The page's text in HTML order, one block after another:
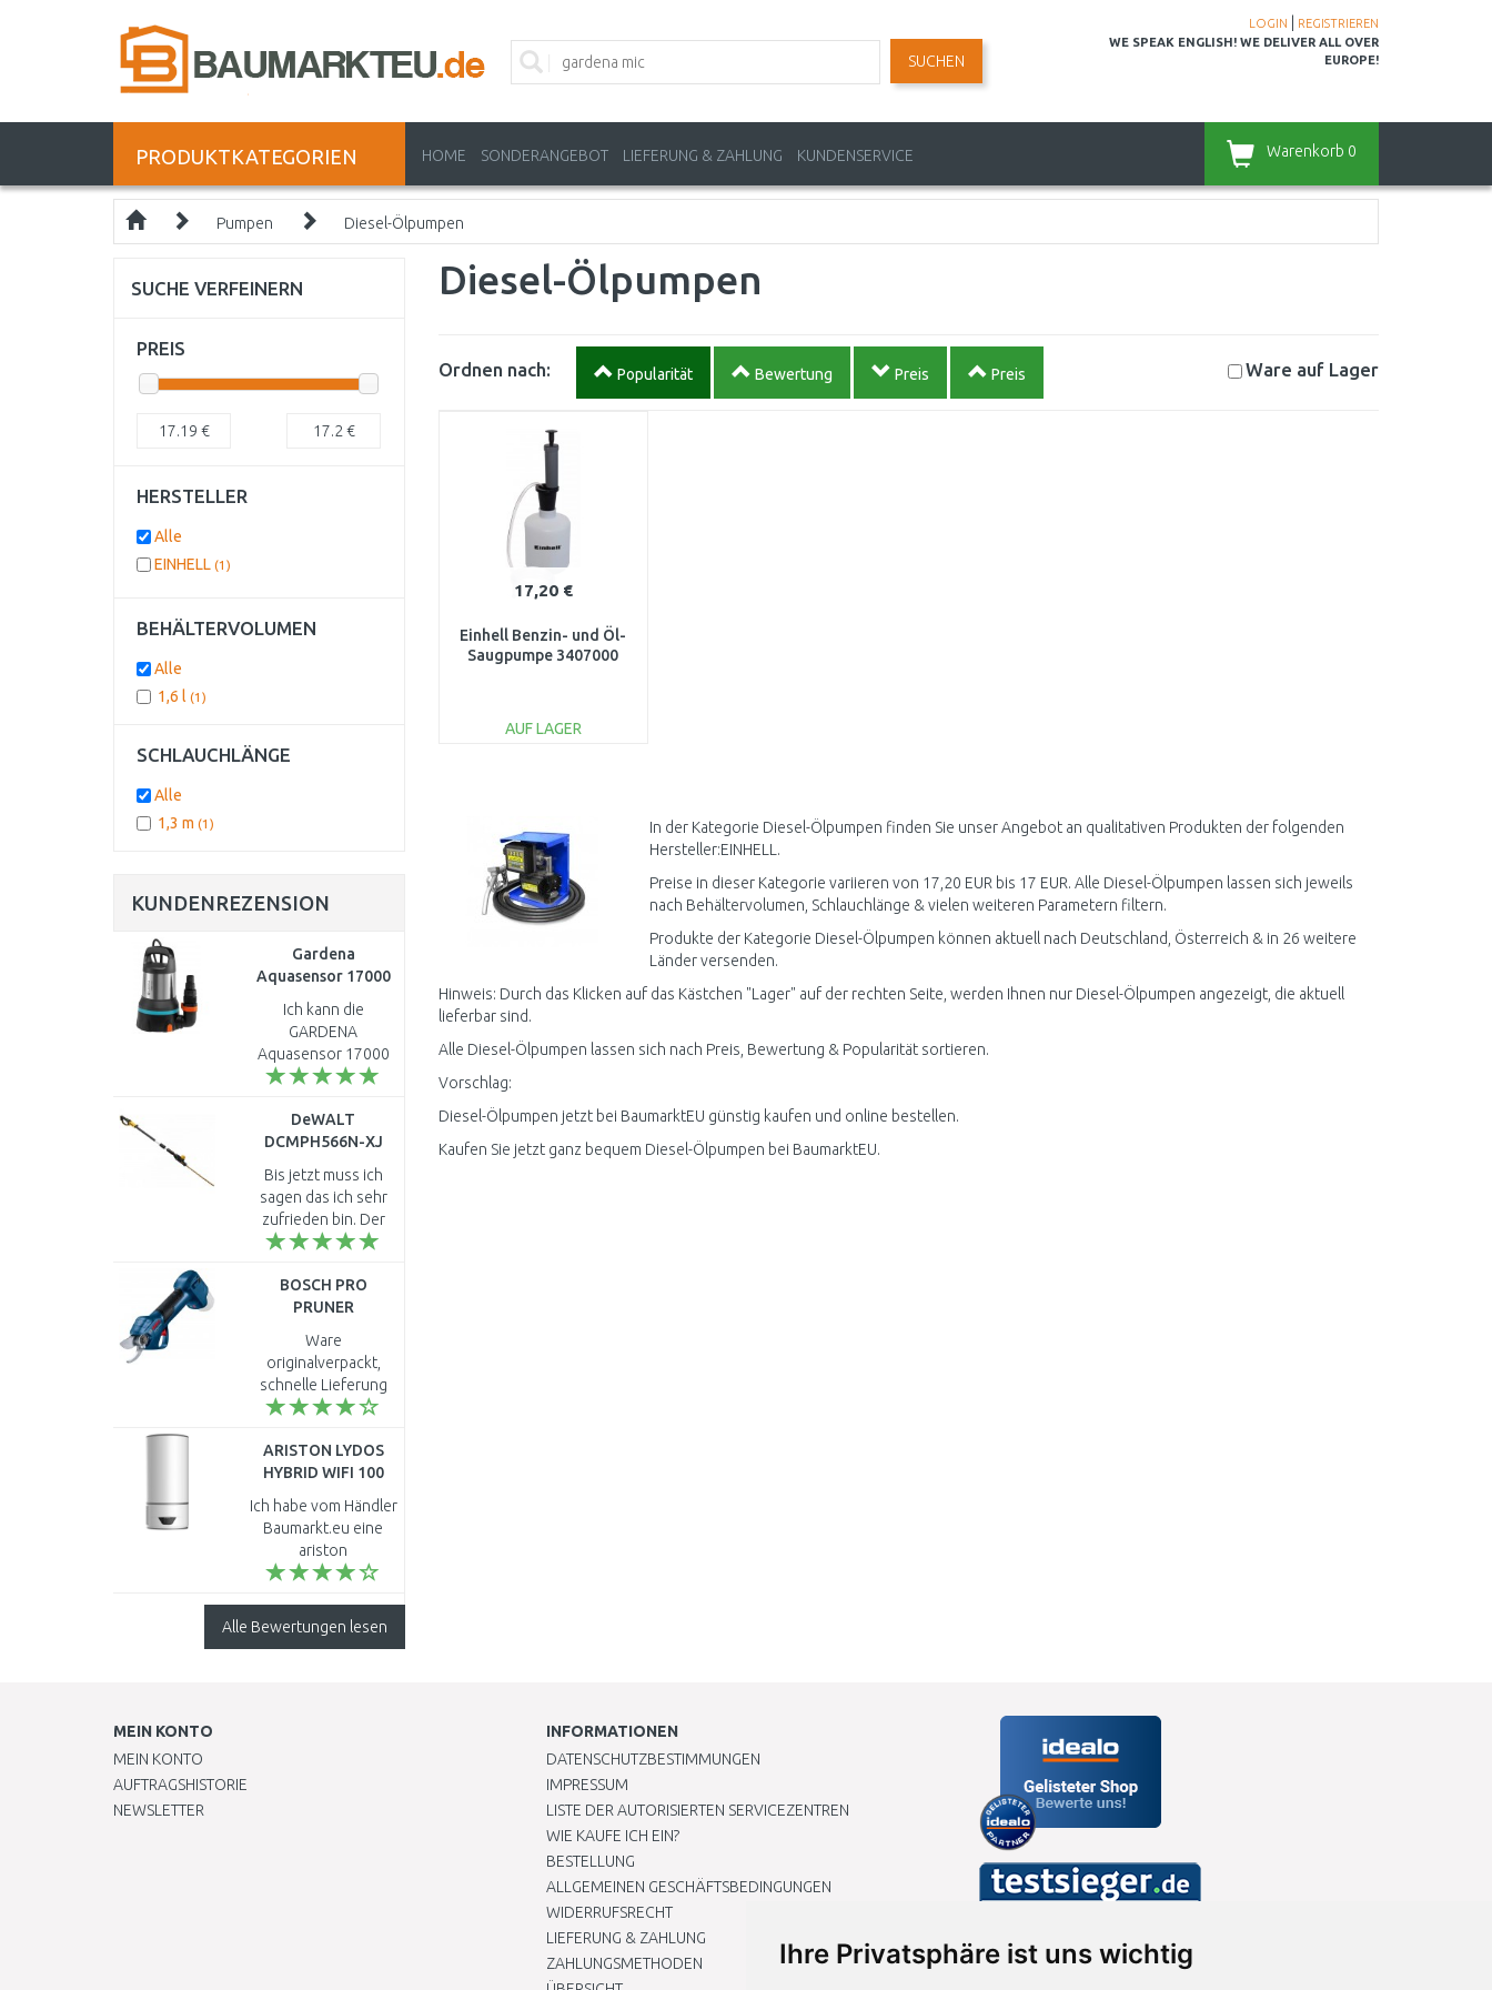
Ihre Privatsphäre ist uns wichtig
LOGIN
REGISTRIEREN
WE SPEAK ENGLISH! WE DELIVER ALL OVER
EUROPE!
SUCHEN
PRODUKTKATEGORIEN HOME SONDERANGEBOT LIEFERUNG & ZAHLUNG KUNDENSERVICE Warenkorb 0
Pumpen Diesel-Ölpumpen
Diesel-Ölpumpen
Ordnen nach: Popularität Bewertung Preis Preis Ware auf Lager
17,20 €
Einhell Benzin- und Öl-
Saugpumpe 3407000
AUF LAGER
In der Kategorie Diesel-Ölpumpen finden Sie unser Angebot an qualitativen Produkten der folgenden
Hersteller:EINHELL.
Preise in dieser Kategorie variieren von 17,20 EUR bis 17 EUR. Alle Diesel-Ölpumpen lassen sich jeweils
nach Behältervolumen, Schlauchlänge & vielen weiteren Parametern filtern.
Produkte der Kategorie Diesel-Ölpumpen können aktuell nach Deutschland, Österreich & in 26 weitere
Länder versenden.
Hinweis: Durch das Klicken auf das Kästchen "Lager" auf der rechten Seite, werden Ihnen nur Diesel-Ölpumpen angezeigt, die aktuell
lieferbar sind.
Alle Diesel-Ölpumpen lassen sich nach Preis, Bewertung & Popularität sortieren.
Vorschlag:
Diesel-Ölpumpen jetzt bei BaumarktEU günstig kaufen und online bestellen.
Kaufen Sie jetzt ganz bequem Diesel-Ölpumpen bei BaumarktEU.
SUCHE VERFEINERN
PREIS
17.19 € 17.2 €
HERSTELLER
Alle
EINHELL (1)
BEHÄLTERVOLUMEN
Alle
1,6 l (1)
SCHLAUCHLÄNGE
Alle
1,3 m (1)
KUNDENREZENSION
Gardena
Aquasensor 17000
Klarwasser-
Tauchpumpe,
Tauch-/Druckpumpe
750W, 17 000l/h,
9036-61
Ich kann die
GARDENA
Aquasensor 17000
Klarwasser-
61, sehr empfehlen!!
Die habe ich seit dem
20 Juli 2021. Habe
mir diese ..
DeWALT
DCMPH566N-XJ
Stabheckenschere
(55cm/18V/Ohne
Akku)
Bis jetzt muss ich
sagen das ich sehr
zufrieden bin. Der
Kopf scheint wohl
aber fest verankert.
Die Schnittleistung
BOSCH PRO
PRUNER
Akku-Gartenschere
12V, ohne Akku
06019K1020
Ware
originalverpackt,
schnelle Lieferung
aber leider keine
Bedienungsanleitung...
ARISTON LYDOS
HYBRID WIFI 100
Warmwasserspeicher
100l 1,2kW 3629065
Ich habe vom Händler
Baumarkt.eu eine
ariston
Warmwasserwärmepumpe
100 vor ca. 3
Wochen erstanden.
Alle Bewertungen lesen
MEIN KONTO
MEIN KONTO
AUFTRAGSHISTORIE
NEWSLETTER
INFORMATIONEN
DATENSCHUTZBESTIMMUNGEN
IMPRESSUM
LISTE DER AUTORISIERTEN SERVICEZENTREN
WIE KAUFE ICH EIN?
BESTELLUNG
ALLGEMEINEN GESCHÄFTSBEDINGUNGEN
WIDERRUFSRECHT
LIEFERUNG & ZAHLUNG
ZAHLUNGSMETHODEN